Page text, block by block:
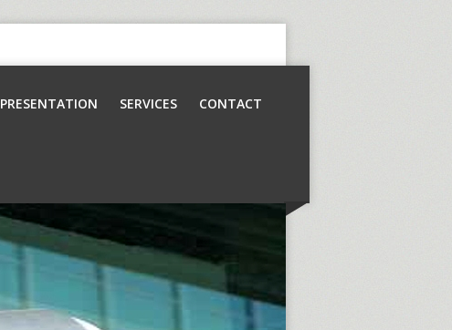
PRESENTATION SERVICES CONTACT